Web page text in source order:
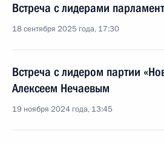
Встреча с лидерами
18 сентября 2025 года, 17:30
Встреча с лидером партии
Алексеем Нечаевым
19 ноября 2024 года, 13:45